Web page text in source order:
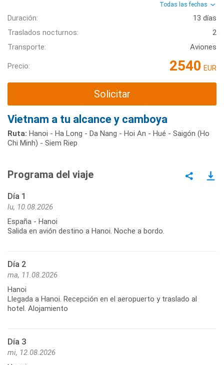
Todas las fechas
Duración:
13 días
Traslados nocturnos:
2
Transporte:
Aviones
Precio: 2540 EUR
Solicitar
Vietnam a tu alcance y camboya
Ruta: Hanoi - Ha Long - Da Nang - Hoi An - Hué - Saigón (Ho
Chi Minh) - Siem Riep
Programa del viaje
Día 1
lu, 10.08.2026
España - Hanoi
Salida en avión destino a Hanoi. Noche a bordo.
Día 2
ma, 11.08.2026
Hanoi
Llegada a Hanoi. Recepción en el aeropuerto y traslado al
hotel. Alojamiento
Día 3
mi, 12.08.2026